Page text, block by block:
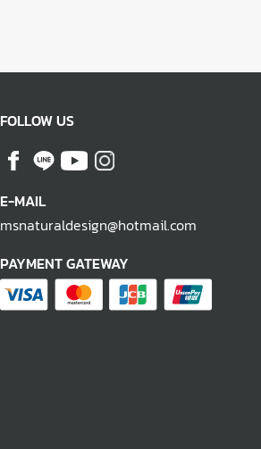
FOLLOW US
E-MAIL
msnaturaldesign@hotmail.com
PAYMENT GATEWAY